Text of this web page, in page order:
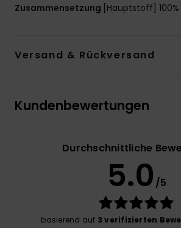
Zusammensetzung [Hauptstoff]
Versand & Rückversand
Kundenbewertungen
Durchschnittliche
5.0 /5
basierend auf 3 verifizierten